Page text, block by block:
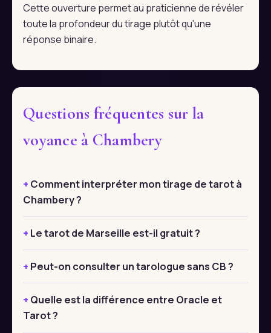
Cette ouverture permet au praticienne de révéler
toute la profondeur du tirage plutôt qu'une
réponse binaire.
Questions fréquentes sur la
voyance à Chambery
Comment interpréter mon tirage de tarot à
Chambery ?
Le tarot de Marseille est-il gratuit ?
Peut-on consulter un tarologue sans CB ?
Quelle est la différence entre Oracle et
Tarot ?